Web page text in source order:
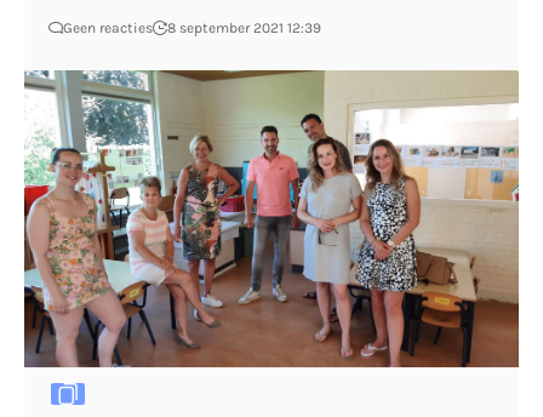
Geen reacties 8 september 2021 12:39